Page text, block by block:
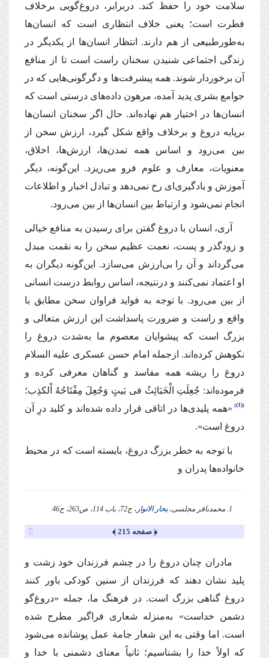
سلامت خود را حفظ كند. دربرابر، دروغ‌گویی بر‌خلاف
فطرت است؛ یعنی خلاف انتظاری است كه انسان‌ها
به‌طورطبیعی از هم دارند. انتظار انسان‌ها از یكدیگر در
زندگی اجتماعی شنیدن سخنان راست است تا از منافع
آن برخوردار شوند. همه پیشرفت‌ها و دگرگونی‌هایی كه در
جوامع بشری پدید آمده، مرهون داده‌های درستی است كه
انسان‌ها در اختیار هم نهاده‌‌اند. حال اگر سخنان انسان‌ها
برپایه دروغ و بر‌خلاف واقع شكل گیرد، ارزش سخن از
بین می‌رود و اساس همه تمدن‌ها، ارزش‌ها، اخلاق،
معنویات، معارف و علوم فرو می‌ریزد. این‌گونه، دیگر
آموزش و یادگیری‌ای رخ نمی‌دهد و تبادل اخبار و اطلاعات
انجام نمی‌شود و ارتباط بین انسان‌ها از بین می‌رود.
آری، انسان با دروغ گفتن برای رسیدن به منافع خیالی
و زود‌گذر و پست، نعمت عظیم سخن را به نقمت مبدل
می‌گرداند و آن را بی‌ارزش می‌سازد. این‌گونه دیگران به
او اعتماد نمی‌كنند و درنتیجه، اساس روابط درست انسانی
از بین می‌رود. با توجه به فواید فراوان سخن مطابق با
واقع و راست و ضرورت پاسداشت این ارزش متعالی و
بزرگ است كه پیشوایان معصوم ما به‌شدت دروغ را
نكوهش كرده‌اند. ازجمله امام حسن عسكری علیه السلام
دروغ را ریشه همه مفاسد و گناهان معرفی كرده و
فرموده‌اند: جُعِلَتِ الْخَبَائِثُ فی بَیتٍ وَ‌جُعِلَ مِفْتَاحُهُ اْلكذِب؛
(1)
«همه پلید‌ی‌ها در اتاقی قرار داده‌ شده‌اند و كلید درِ آن
دروغ است».
با توجه به خطر بزرگ دروغ، بایسته است كه در محیط
خانواده‌ها پدران و
1. محمدباقر مجلسی، بحار الانوار ، ج72، باب 114، ص263، ح46.
﴿ صفحه 215 ﴾
مادران چنان دروغ را در چشم فرزندان خود زشت و
پلید نشان دهند كه فرزندان از سنین كودكی باور كنند
دروغ گناهی بزرگ است. در فرهنگ ما، جمله «دروغ‌گو
دشمن خداست» به‌منزله شعاری فراگیر مطرح شده
است. اما وقتی به این شعار جامة عمل پوشانده می‌شود
كه اولاً خدا را بشناسیم؛ ثانیاً معنای دشمنی با خدا و